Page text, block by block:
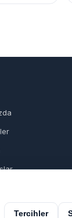
Tercihler